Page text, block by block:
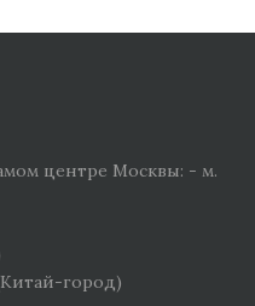
центре Москвы: - м.
город)